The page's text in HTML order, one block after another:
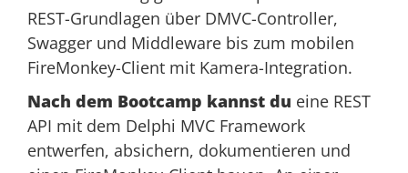
Session
REST-Grundlagen über DMVC-Controller,
Swagger und Middleware bis zum mobilen
FireMonkey-Client mit Kamera-Integration.
Nach dem Bootcamp kannst du eine REST
API mit dem Delphi MVC Framework
entwerfen, absichern, dokumentieren und